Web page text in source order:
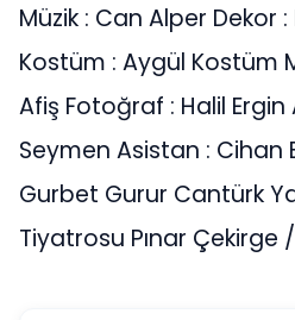
Müzik : Can Alper Dekor :
Kostüm : Aygül Kostüm
Afiş Fotoğraf : Halil Ergin
Seymen Asistan : Cihan
Gurbet Gurur Cantürk
Tiyatrosu Pınar